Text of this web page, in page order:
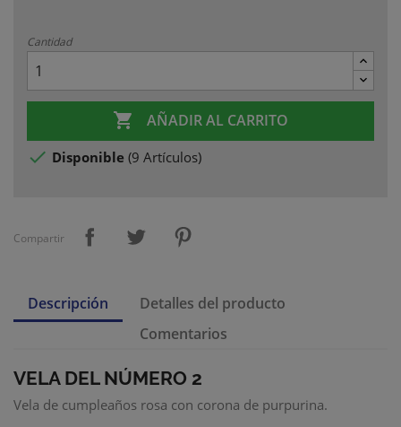
Cantidad
 AÑADIR AL CARRITO
 Disponible (9 Artículos)
Compartir
Descripción
Detalles del producto
Comentarios
VELA DEL NÚMERO 2
Vela de cumpleaños rosa con corona de purpurina.